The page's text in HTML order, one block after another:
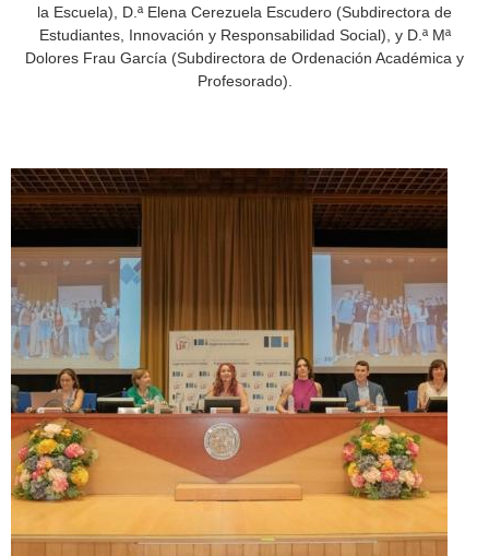
la Escuela), D.ª Elena Cerezuela Escudero (Subdirectora de
Estudiantes, Innovación y Responsabilidad Social), y D.ª Mª
Dolores Frau García (Subdirectora de Ordenación Académica y
Profesorado).